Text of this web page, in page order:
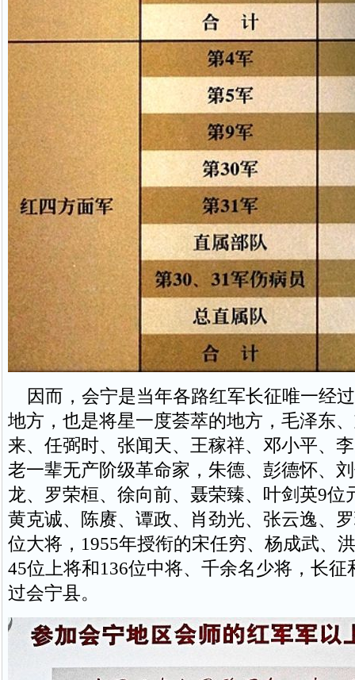
因而，会宁是当年各路红军长征唯一经
地方，也是将星一度荟萃的地方，毛泽东
来、任弼时、张闻天、王稼祥、邓小平、
老一辈无产阶级革命家，朱德、彭德怀、
龙、罗荣桓、徐向前、聂荣臻、叶剑英9位
黄克诚、陈赓、谭政、肖劲光、张云逸、
位大将，1955年授衔的宋任穷、杨成武、
45位上将和136位中将、千余名少将，长征
过会宁县。